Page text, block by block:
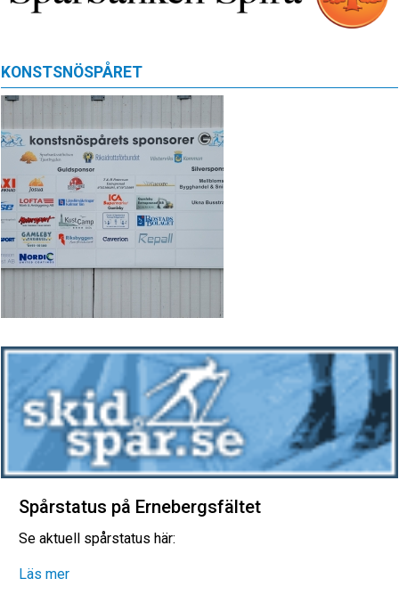
KONSTSNÖSPÅRET
Spårstatus på Ernebergsfältet
Se aktuell spårstatus här:
Läs mer